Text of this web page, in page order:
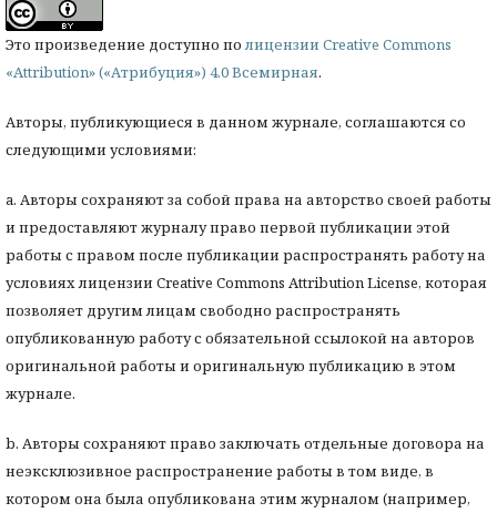
Это произведение доступно полицензии Creative Commons
«Attribution» («Атрибуция») 4.0 Всемирная.
Авторы, публикующиеся в данном журнале, соглашаются со
следующими условиями:
a. Авторы сохраняют за собой права на авторство своей работы
и предоставляют журналу право первой публикации этой
работы с правом после публикации распространять работу на
условиях лицензии Creative Commons Attribution License, которая
позволяет другим лицам свободно распространять
опубликованную работу с обязательной ссылокой на авторов
оригинальной работы и оригинальную публикацию в этом
журнале.
b. Авторы сохраняют право заключать отдельные договора на
неэксклюзивное распространение работы в том виде, в
котором она была опубликована этим журналом (например,